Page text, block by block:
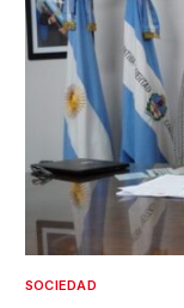
SOCIEDAD